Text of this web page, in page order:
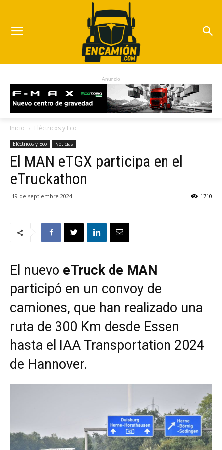
Anuncio
Inicio Eléctricos y Eco
Eléctricos y Eco Noticias
El MAN eTGX participa en el
eTruckathon
19 de septiembre 2024 1710
El nuevo eTruck de MAN
participó en un convoy de
camiones, que han realizado una
ruta de 300 Km desde Essen
hasta el IAA Transportation 2024
de Hannover.